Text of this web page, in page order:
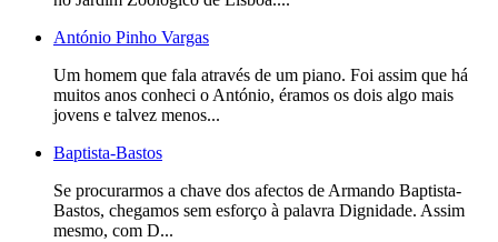
António Pinho Vargas
Um homem que fala através de um piano. Foi assim que há
muitos anos conheci o António, éramos os dois algo mais
jovens e talvez menos...
Baptista-Bastos
Se procurarmos a chave dos afectos de Armando Baptista-
Bastos, chegamos sem esforço à palavra Dignidade. Assim
mesmo, com D...